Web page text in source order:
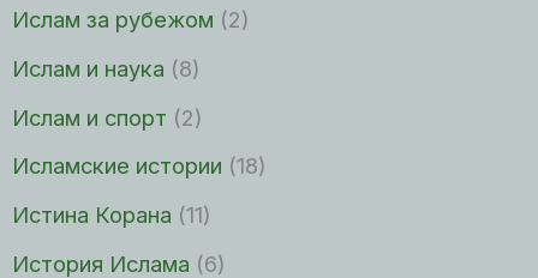
Ислам за рубежом (2)
Ислам и наука (8)
Ислам и спорт (2)
Исламские истории (18)
Истина Корана (11)
История Ислама (6)